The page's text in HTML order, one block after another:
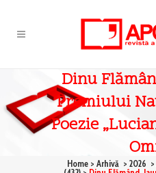
Dinu
Premiului
Poezie
Home > Arhivă > 2026 >